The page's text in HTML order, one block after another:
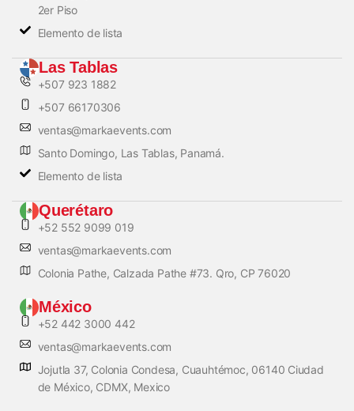
2er Piso
Elemento de lista
Las Tablas
+507 923 1882
+507 66170306
ventas@markaevents.com
Santo Domingo, Las Tablas, Panamá.
Elemento de lista
Querétaro
+52 552 9099 019
ventas@markaevents.com
Colonia Pathe, Calzada Pathe #73. Qro, CP 76020
México
+52 442 3000 442
ventas@markaevents.com
Jojutla 37, Colonia Condesa, Cuauhtémoc, 06140 Ciudad
de México, CDMX, Mexico